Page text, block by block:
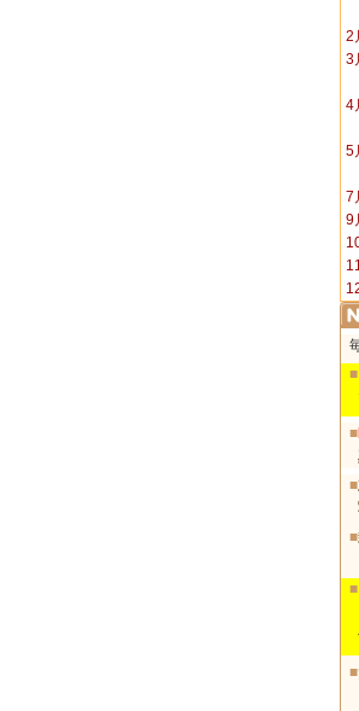
2
3
4
5
7
9
■
■
■
■
■
■